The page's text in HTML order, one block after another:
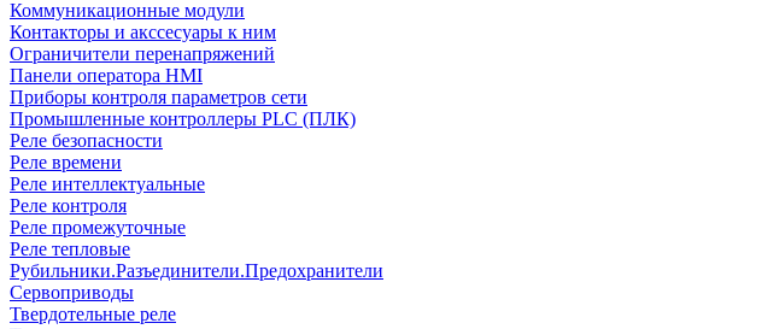
Коммуникационные модули
Контакторы и акссесуары к ним
Ограничители перенапряжений
Панели оператора HMI
Приборы контроля параметров сети
Промышленные контроллеры PLC (ПЛК)
Реле безопасности
Реле времени
Реле интеллектуальные
Реле контроля
Реле промежуточные
Реле тепловые
Рубильники.Разъединители.Предохранители
Сервоприводы
Твердотельные реле